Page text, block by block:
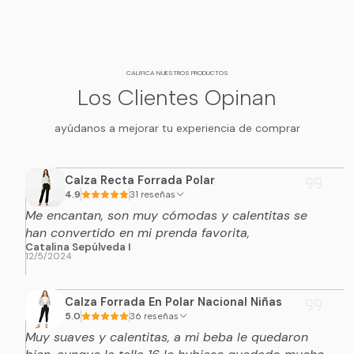
DETALLES DEL PRODUCTO
Producto:Chaqueta Hombre Aspen Híbrid Térmica.
Interior:Forro de micropolar.
Exterior:Softshell en mangas, espalda, brazos y gorro.
Frontal:Panel acolchado térmico.
Bolsillos:Laterales y bolsillo en pecho lado izquierdo.
Tallas disponibles:M, L, XL y XXL.
Nota de tallaje:producto con tallaje chino. La talla XXL
corresponde aproximadamente a una XL chilena.
CALIFICA NUESTROS PRODUCTOS
Los Clientes Opinan
ayúdanos a mejorar tu experiencia de comprar
Calza Recta Forrada Polar
4.9 31 reseñas
Me encantan, son muy cómodas y calentitas se
han convertido en mi prenda favorita,
Catalina Sepúlveda I
12/5/2024
Calza Forrada En Polar Nacional Niñas
5.0 36 reseñas
Muy suaves y calentitas, a mi beba le quedaron